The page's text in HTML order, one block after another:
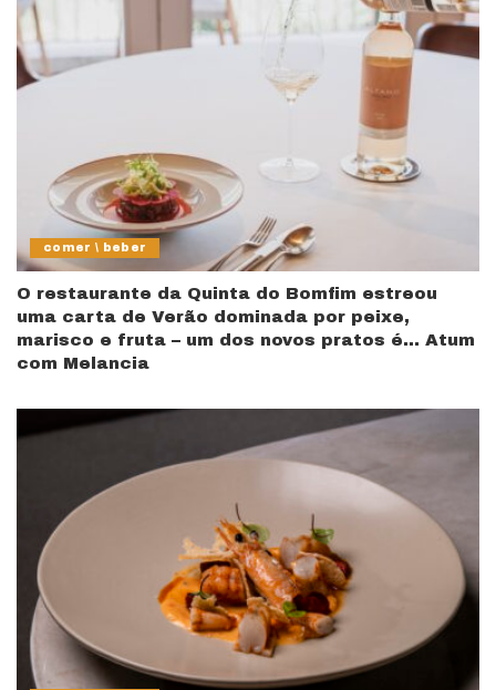
comer \ beber
O restaurante da Quinta do Bomfim estreou
uma carta de Verão dominada por peixe,
marisco e fruta – um dos novos pratos é… Atum
com Melancia